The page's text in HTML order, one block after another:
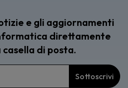
e gli aggiornamenti
direttamente
casella di posta.